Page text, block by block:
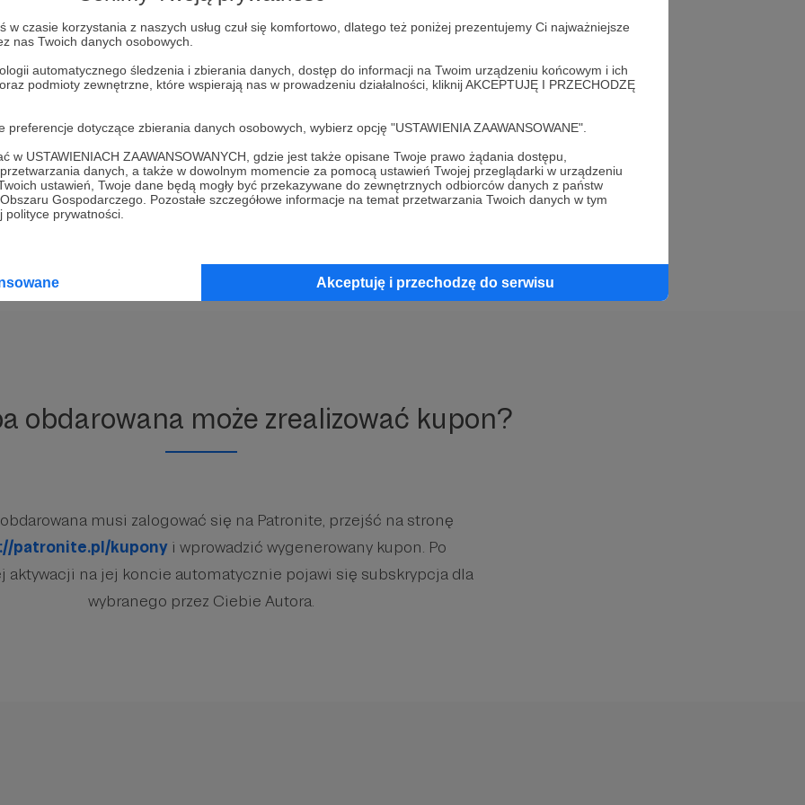
w czasie korzystania z naszych usług czuł się komfortowo, dlatego też poniżej prezentujemy Ci najważniejsze
nas Twoich danych osobowych.
automatycznego śledzenia i zbierania danych, dostęp do informacji na Twoim urządzeniu końcowym i ich
podmioty zewnętrzne, które wspierają nas w prowadzeniu działalności, kliknij AKCEPTUJĘ I PRZECHODZĘ
dotyczące zbierania danych osobowych, wybierz opcję "USTAWIENIA ZAAWANSOWANE".
w USTAWIENIACH ZAAWANSOWANYCH, gdzie jest także opisane Twoje prawo żądania dostępu,
danych, a także w dowolnym momencie za pomocą ustawień Twojej przeglądarki w urządzeniu
ustawień, Twoje dane będą mogły być przekazywane do zewnętrznych odbiorców danych z państw
Gospodarczego. Pozostałe szczegółowe informacje na temat przetwarzania Twoich danych w tym
prywatności.
Akceptuję i przechodzę do serwisu
Kup kupon podarunkowy
2 Opłać wsparcie za pomocą przelewu.
3 Prześlij wygenerowany kupon do swojego znajomego!
obdarowana może zrealizować kupon?
musi zalogować się na Patronite, przejść na stronę
patronite.pl/kupony i wprowadzić wygenerowany kupon. Po
aktywacji na jej koncie automatycznie pojawi się subskrypcja dla
wybranego przez Ciebie Autora.